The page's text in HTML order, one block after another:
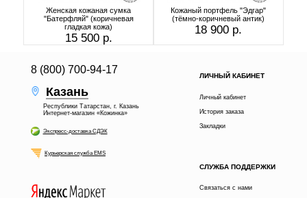
Женская кожаная сумка
"Батерфляй" (коричневая
гладкая кожа)
15 500 р.
Кожаный портфель "Эдгар"
(тёмно-коричневый антик)
18 900 р.
8 (800) 700-94-17
Казань
Республики Татарстан, г. Казань
Интернет-магазин «Кожинка»
Экспресс-доставка СДЭК
Курьерская служба EMS
ЛИЧНЫЙ КАБИНЕТ
Личный кабинет
История заказа
Закладки
СЛУЖБА ПОДДЕРЖКИ
Связаться с нами